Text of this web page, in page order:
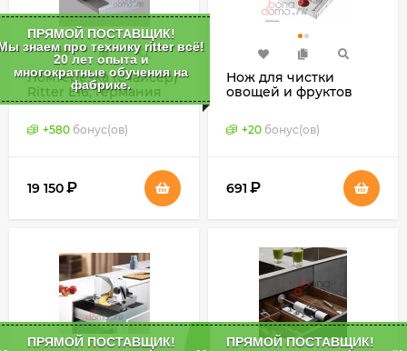
ПРЯМОЙ ПОСТАВЩИК!
знаем про технику ritter всё!
20 лет опыта и
многократные обучения на
фабрике.
Ломтерезка (слайсер)
Ritter E16, Германия
+580 бонус(ов)
19 150₽
Нож для чистки
овощей и фруктов
Ritter, Германия
+20 бонус(ов)
691 ₽
ПРЯМОЙ ПОСТАВЩИК!
ПРЯМОЙ ПОСТАВЩИК!